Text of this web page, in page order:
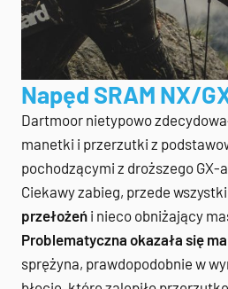
Napęd SRAM NX/
Dartmoor nietypowo
manetki i przerzutki z
pochodzącymi z droższego GX-
Ciekawy zabieg, przede
przełożeń i nieco obniżający
Problematyczna okazała się
sprężyna, prawdopodobnie w